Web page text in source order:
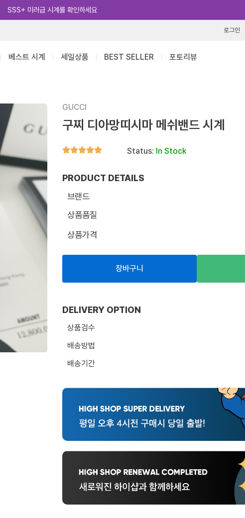
카카오톡 추가 [바로가기]
로그인
베스트 시계 세일상품 BEST SELLER 포토리뷰
GUCCI
구찌 디아망띠시마 메쉬밴드 시계
Status: In Stock
PRODUCT DETAILS
브랜드
상품품질
상품가격
장바구니
DELIVERY OPTION
상품검수
배송방법
배송기간